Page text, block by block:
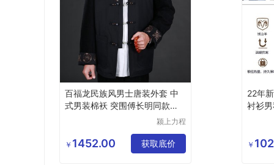
百福龙民族风男士唐装外套 中
式男装棉袄 突围傅长明同款唐
颍上力程
有限公司
￥ 1452.00 获取底价
22年
衬衫
￥